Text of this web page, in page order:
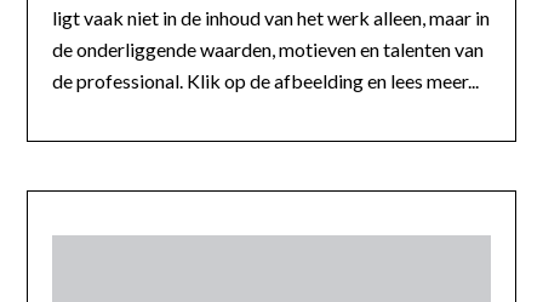
ligt vaak niet in de inhoud van het werk alleen, maar in
de onderliggende waarden, motieven en talenten van
de professional. Klik op de afbeelding en lees meer...